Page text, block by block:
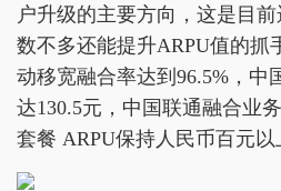
户升级的主要方向，这是目
数不多还能提升ARPU值的抓
动移宽融合率达到96.5%，中
达130.5元，中国联通融合业
套餐 ARPU保持人民币百元以